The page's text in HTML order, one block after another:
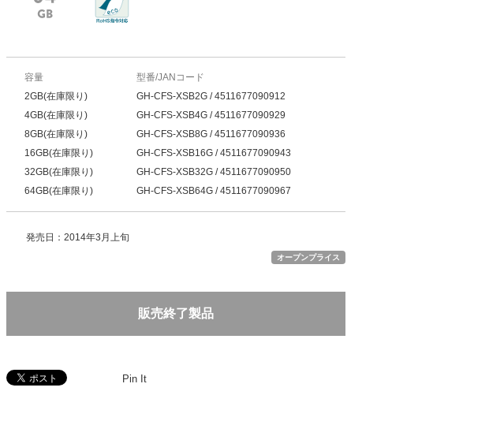
容量
型番/JANコード
2GB(在庫限り)
GH-CFS-XSB2G / 4511677090912
4GB(在庫限り)
GH-CFS-XSB4G / 4511677090929
8GB(在庫限り)
GH-CFS-XSB8G / 4511677090936
16GB(在庫限り)
GH-CFS-XSB16G / 4511677090943
32GB(在庫限り)
GH-CFS-XSB32G / 4511677090950
64GB(在庫限り)
GH-CFS-XSB64G / 4511677090967
発売日：2014年3月上旬
オープンプライス
販売終了製品
Pin It